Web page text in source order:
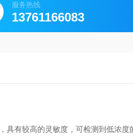
服务热线
13761166083
具有较高的灵敏度，可检测到低浓度